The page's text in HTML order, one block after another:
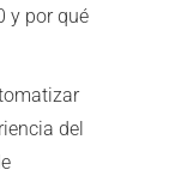
y por qué
del